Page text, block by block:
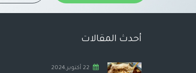
أحدث المقالات
22 أكتوبر,2024